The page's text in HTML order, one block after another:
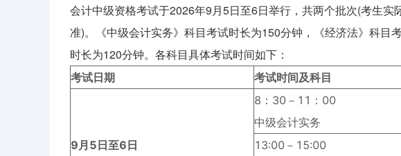
会计中级资格考试于2026年9月5日至6日举行，共两个批次(考生
准)。《中级会计实务》科目考试时长为150分钟，《经济法》科目
时长为120分钟。各科目具体考试时间如下：
考试日期 考试时间及科目
9月 5 日至6日
8：30－11：00
中级会计实务
13:00－15:00